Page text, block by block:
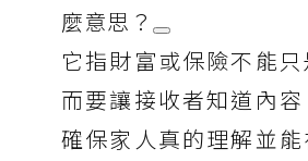
麼意思？
它指財富或保險不能只
而要讓接收者知道內容
確保家人真的理解並